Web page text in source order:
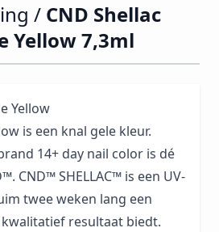
/ CND Shellac
Yellow 7,3ml
Yellow
is een knal gele kleur.
14+ day nail color is dé
CND™ SHELLAC™ is een UV-
twee weken lang een
resultaat biedt.